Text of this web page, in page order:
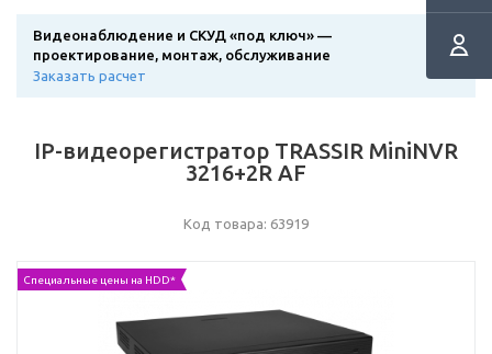
Видеонаблюдение и СКУД «под ключ» —
проектирование, монтаж, обслуживание
Заказать расчет
IP-видеорегистратор TRASSIR MiniNVR
3216+2R AF
Код товара: 63919
Специальные цены на HDD*